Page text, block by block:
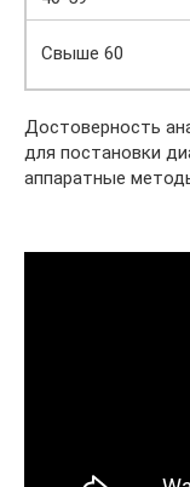
Свыше 60
Достоверность
для постановки
аппаратные